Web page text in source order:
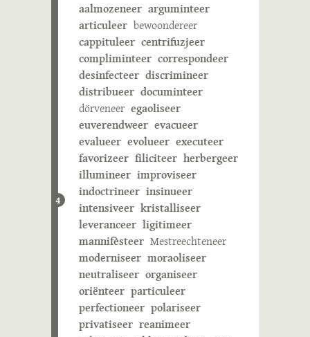
4
aalmozeneer arguminteer
articuleer bewoondereer
cappituleer centrifuzjeer
compliminteer correspondeer
desinfecteer discrimineer
distribueer documinteer
dörveneer egaoliseer
euverendweer evacueer
evalueer evolueer executeer
favorizeer filiciteer herbergeer
illumineer improviseer
indoctrineer insinueer
intensiveer kristalliseer
leveranceer ligitimeer
mannifèsteer Mestreechteneer
moderniseer moraoliseer
neutraliseer organiseer
oriënteer particuleer
perfectioneer polariseer
privatiseer reanimeer